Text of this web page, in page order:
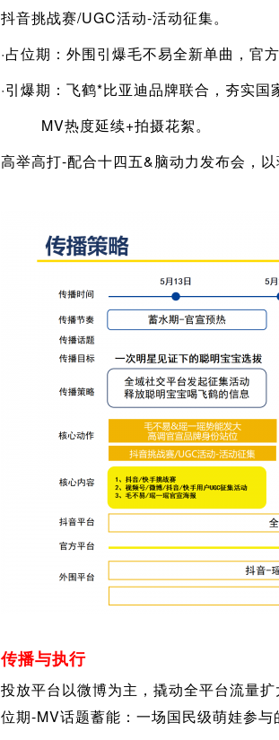
抖音挑战赛/UGC活动-活动征集。
·占位期：外围引爆毛不易全新单曲，官
·引爆期：飞鹤*比亚迪品牌联合，夯实国
MV热度延续+拍摄花絮。
高举高打-配合十四五&脑动力发布会，
传播与执行
投放平台以微博为主，撬动全平台流量
位期-MV话题蓄能：一场国民级萌娃参